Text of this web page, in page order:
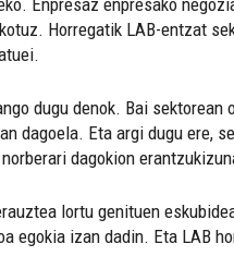
Horregatik LAB-entzat
dugu denok. Bai
dagoela. Eta argi dugu ere,
dagokion
lortu genituen
egokia izan dadin. Eta LAB